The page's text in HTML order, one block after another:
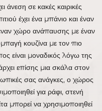
άνεση σε κακές καιρικές
έχει ένα μπάνιο και έναν
χώρο ανάπαυσης με έναν
κουζίνα με τον πιο
είναι μοναδικός λόγω της
επίσης μια σκάλα στον
σας ανάγκες, ο χώρος
για ράφι, στενή
μπορεί να χρησιμοποιηθεί